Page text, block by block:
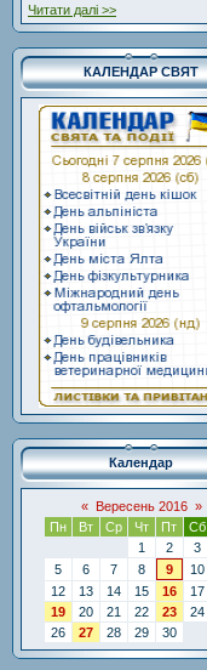
Читати далі >>
КАЛЕНДАР СВЯТ
Календар
« Вересень 2016 »
Пн
Вт Ср Чт Пт Сб
1
2 3
5
6 7 8 9 10
12
13 14 15 16 17
19
20 21 22 23 24
26
27 28 29 30